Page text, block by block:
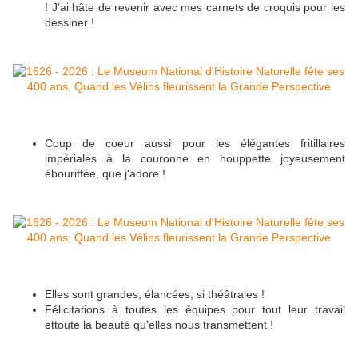
! J'ai hâte de revenir avec mes carnets de croquis pour les
dessiner !
Coup de coeur aussi pour les élégantes fritillaires
impériales à la couronne en houppette joyeusement
ébouriffée, que j'adore !
Elles sont grandes, élancées, si théâtrales !
Félicitations à toutes les équipes pour tout leur travail
ettoute la beauté qu'elles nous transmettent !